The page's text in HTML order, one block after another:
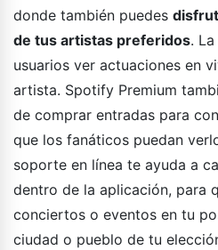
donde también puedes
de tus artistas preferidos.
usuarios ver actuaciones en
artista. Spotify Premium
de comprar entradas para
que los fanáticos puedan
soporte en línea te ayuda a
dentro de la aplicación, para
conciertos o eventos en tu
ciudad o pueblo de tu